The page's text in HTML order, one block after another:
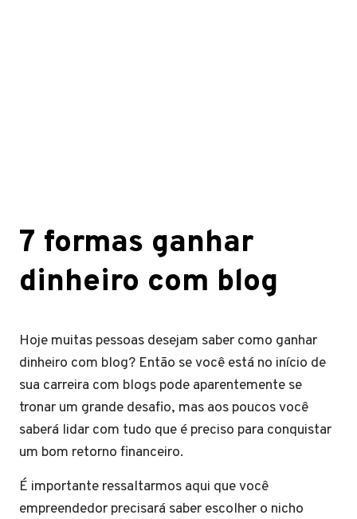
7 formas ganhar
dinheiro com blog
Hoje muitas pessoas desejam saber como ganhar
dinheiro com blog? Então se você está no início de
sua carreira com blogs pode aparentemente se
tronar um grande desafio, mas aos poucos você
saberá lidar com tudo que é preciso para conquistar
um bom retorno financeiro.
É importante ressaltarmos aqui que você
empreendedor precisará saber escolher o nicho